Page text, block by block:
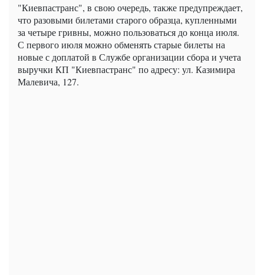
"Киевпастранс", в свою очередь, также предупреждает,
что разовыми билетами старого образца, купленными
за четыре гривны, можно пользоваться до конца июля.
С первого июля можно обменять старые билеты на
новые с доплатой в Службе организации сбора и учета
выручки КП "Киевпастранс" по адресу: ул. Казимира
Малевича, 127.